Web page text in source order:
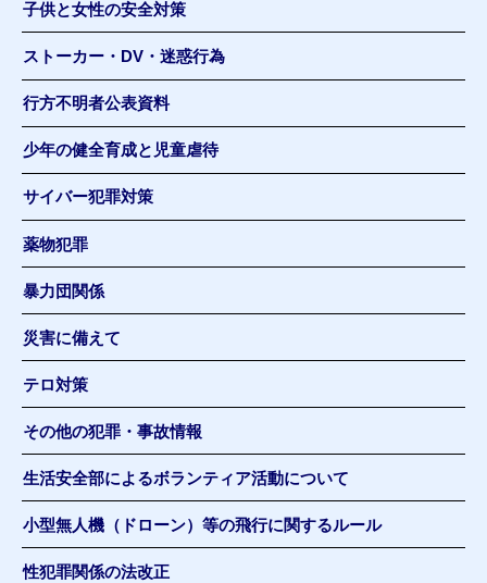
子供と女性の安全対策
ストーカー・DV・迷惑行為
行方不明者公表資料
少年の健全育成と児童虐待
サイバー犯罪対策
薬物犯罪
暴力団関係
災害に備えて
テロ対策
その他の犯罪・事故情報
生活安全部によるボランティア活動について
小型無人機（ドローン）等の飛行に関するルール
性犯罪関係の法改正